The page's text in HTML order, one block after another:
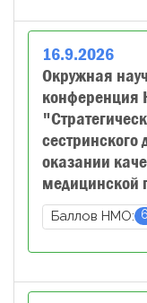
16.9.2026
Окружная
конференция
сестринского
оказании
Баллов НМО: 6